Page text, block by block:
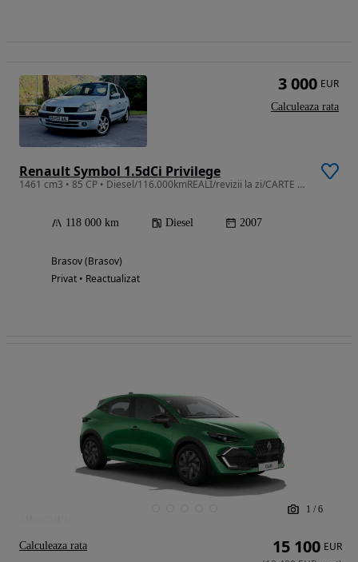
Renault Symbol 1.5dCi Privilege
1461 cm3 • 85 CP • Diesel/116.000kmREALI/revizii la zi/CARTE SERVICE/consum 3,8%
118 000 km Diesel 2007
Brasov (Brasov)
Privat • Reactualizat
3 000 EUR
Calculeaza rata
1 / 6
15 100 EUR
Calculeaza rata